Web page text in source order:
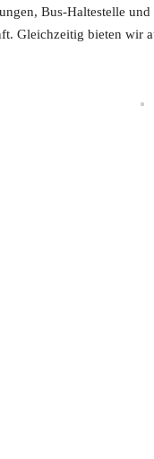
Bus-Haltestelle
Gleichzeitig bieten wir